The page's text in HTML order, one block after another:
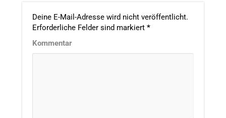
Deine E-Mail-Adresse wird nicht veröffentlicht.
Erforderliche Felder sind markiert *
Kommentar